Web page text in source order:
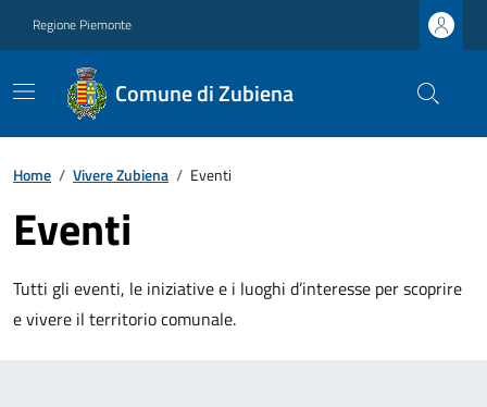
Regione Piemonte
Comune di Zubiena
Home / Vivere Zubiena / Eventi
Eventi
Tutti gli eventi, le iniziative e i luoghi d’interesse per scoprire
e vivere il territorio comunale.